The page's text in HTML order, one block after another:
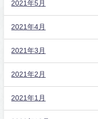
2021年5月
2021年4月
2021年3月
2021年2月
2021年1月